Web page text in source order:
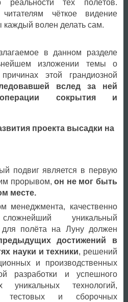
тех полётов.
чёткое видение
волен делать сам.
в данном разделе
изложении темы о
этой грандиозной
вслед за ней
операции сокрытия и
проекта высадки на
подвиг является в первую
прорывом,он не мог быть
месте.
менеджмента, качественно
уникальный
для полёта на Луну должен
достижений в
науки и техники, решений
и производственных
разработки и успешного
уникальных технологий,
тестовых и сборочных